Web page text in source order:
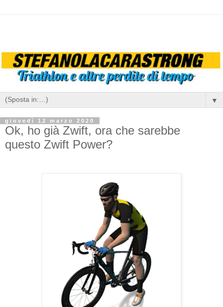
▼
giovedì 12 marzo 2020
Ok, ho già Zwift, ora che sarebbe
questo Zwift Power?